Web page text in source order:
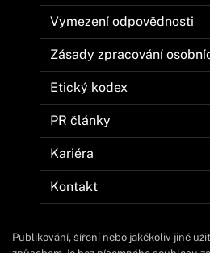
Vymezení odpovědnosti
Zásady zpracování
Etický kodex
PR články
Kariéra
Kontakt
Publikování, šíření nebo jakékoliv jiné